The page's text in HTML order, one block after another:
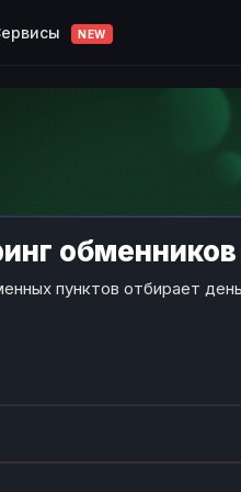
NEW
обменников
пунктов отбирает